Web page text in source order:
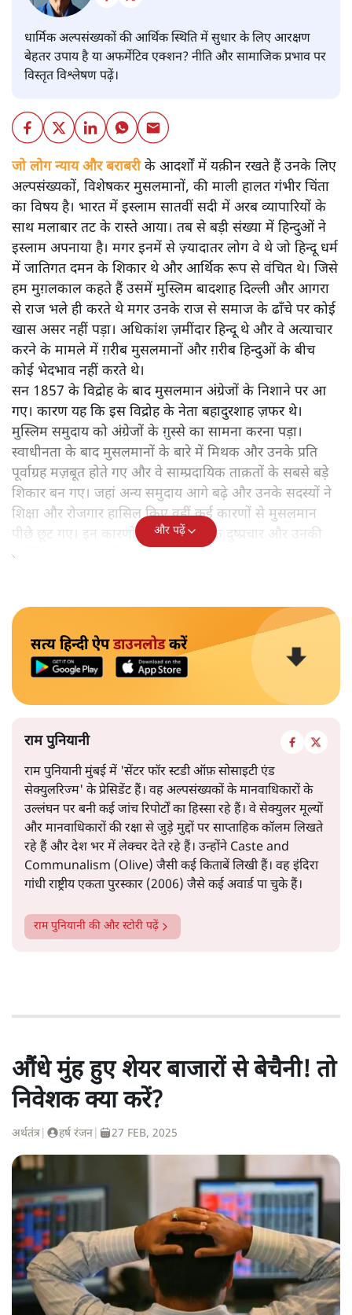
धार्मिक अल्पसंख्यकों की आर्थिक स्थिति में सुधार के लिए आरक्षण
बेहतर उपाय है या अफर्मेटिव एक्शन? नीति और सामाजिक प्रभाव पर
विस्तृत विश्लेषण पढ़ें।
जो लोग न्याय और बराबरीके आदर्शों में यक़ीन रखते हैं उनके लिए
अल्पसंख्यकों, विशेषकर मुसलमानों, की माली हालत गंभीर चिंता
का विषय है। भारत में इस्लाम सातवीं सदी में अरब व्यापारियों के
साथ मलाबार तट के रास्ते आया। तब से बड़ी संख्या में हिन्दुओं ने
इस्लाम अपनाया है। मगर इनमें से ज़्यादातर लोग वे थे जो हिन्दू धर्म
में जातिगत दमन के शिकार थे और आर्थिक रूप से वंचित थे। जिसे
हम मुग़लकाल कहते हैं उसमें मुस्लिम बादशाह दिल्ली और आगरा
से राज भले ही करते थे मगर उनके राज से समाज के ढाँचे पर कोई
खास असर नहीं पड़ा। अधिकांश ज़मींदार हिन्दू थे और वे अत्याचार
करने के मामले में ग़रीब मुसलमानों और ग़रीब हिन्दुओं के बीच
कोई भेदभाव नहीं करते थे।
सन 1857 के विद्रोह के बाद मुसलमान अंग्रेजों के निशाने पर आ
गए। कारण यह कि इस विद्रोह के नेता बहादुरशाह ज़फर थे।
मुस्लिम समुदाय को अंग्रेजों के ग़ुस्से का सामना करना पड़ा।
स्वाधीनता के बाद मुसलमानों के बारे में मिथक और उनके प्रति
पूर्वाग्रह मज़बूत होते गए और वे साम्प्रदायिक ताक़तों के सबसे बड़े
शिकार बन गए। जहां अन्य समुदाय आगे बढ़े और उनके सदस्यों ने
शिक्षा और रोजगार हासिल किए वहीं कई कारणों से मुसलमान
पीछे छूट गए। इन कारणों में उनके ख़िलाफ़ दुष्प्रचार और उनकी
आर्थिक बदहाली शामिल थे।
और पढ़ें
सत्य हिन्दी ऐपडाउनलोडकरें
राम पुनियानी
राम पुनियानी मुंबई में 'सेंटर फॉर स्टडी ऑफ़ सोसाइटी एंड
सेक्युलरिज्म' के प्रेसिडेंट हैं। वह अल्पसंख्यकों के मानवाधिकारों के
उल्लंघन पर बनी कई जांच रिपोर्टों का हिस्सा रहे हैं। वे सेक्युलर मूल्यों
और मानवाधिकारों की रक्षा से जुड़े मुद्दों पर साप्ताहिक कॉलम लिखते
रहे हैं और देश भर में लेक्चर देते रहे हैं। उन्होंने Caste and
Communalism (Olive) जैसी कई किताबें लिखी हैं। वह इंदिरा
गांधी राष्ट्रीय एकता पुरस्कार (2006) जैसे कई अवार्ड पा चुके हैं।
राम पुनियानी की और स्टोरी पढ़ें
औंधे मुंह हुए शेयर बाजारों से बेचैनी! तो
निवेशक क्या करें?
अर्थतंत्र हर्ष रंजन 27 FEB, 2025